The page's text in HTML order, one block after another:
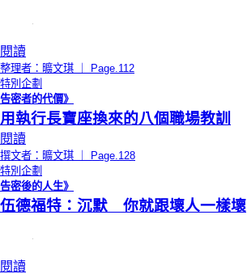
閱讀
整理者：曠文琪 ｜ Page.112
特別企劃
告密者的代價》
用執行長寶座換來的八個職場教訓
閱讀
撰文者：曠文琪 ｜ Page.128
特別企劃
告密後的人生》
伍德福特：沉默 你就跟壞人一樣壞
閱讀